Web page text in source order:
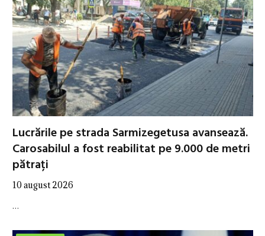
Lucrările pe strada Sarmizegetusa avansează.
Carosabilul a fost reabilitat pe 9.000 de metri
pătrați
10 august 2026
…